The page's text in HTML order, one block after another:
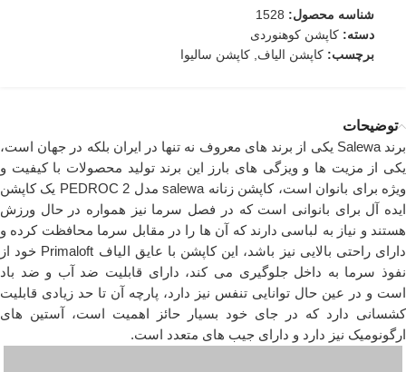
شناسه محصول: 1528
دسته: کاپشن کوهنوردی
برچسب: کاپشن الیاف کاپشن سالیوا
توضیحات
برند Salewa یکی از برند های معروف نه تنها در ایران بلکه در جهان است،
یکی از مزیت ها و ویزگی های بارز این برند تولید محصولات با کیفیت و
ویژه برای بانوان است، کاپشن زنانه salewa مدل PEDROC 2 یک کاپشن
ایده آل برای بانوانی است که در فصل سرما نیز همواره در حال ورزش
هستند و نیاز به لباسی دارند که آن ها را در مقابل سرما محافظت کرده و
دارای راحتی بالایی نیز باشد، این کاپشن با عایق الیاف Primaloft خود از
نفوذ سرما به داخل جلوگیری می کند، دارای قابلیت ضد آب و ضد باد
است و در عین حال توانایی تنفس نیز دارد، پارچه آن تا حد زیادی قابلیت
کشسانی دارد که در جای خود بسیار حائز اهمیت است، آستین های
ارگونومیک نیز دارد و دارای جیب های متعدد است.